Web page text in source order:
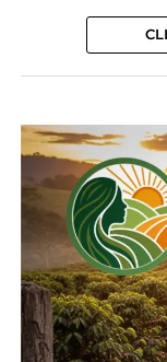
geral”, explica
O horto vai
principalmente a
implantados
distribuição de
interessados,
fitoquímicas
A instituição
em cultivo
horto, a